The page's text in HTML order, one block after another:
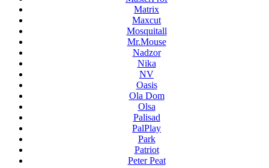
Matrix
Maxcut
Mosquitall
Mr.Mouse
Nadzor
Nika
NV
Oasis
Ola Dom
Olsa
Palisad
PalPlay
Park
Patriot
Peter Peat